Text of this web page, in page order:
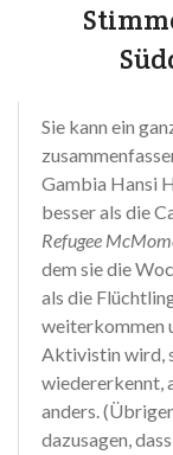
Sie kann ein
Gambia Hansi
besser als die
Refugee
dem sie die
als die
weiterkommen
Aktivistin wird,
wiedererkennt,
anders.
dazusagen,